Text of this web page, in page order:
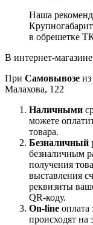
Наша
в обрешетке
В интернет-
При Самовывозе
Малахова, 122
Наличными
можете
товара.
Безналичный
безналичным
получения
выставления
реквизиты
QR-коду.
On-line оплата
происходят